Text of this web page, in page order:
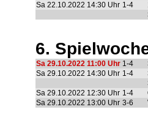
Sa 22.10.2022 14:30 Uhr 1-4
6.
Sa 29.10.2022 11:00 Uhr 1-4
Sa 29.10.2022 14:30 Uhr 1-4
Sa 29.10.2022 12:30 Uhr 1-4
Sa 29.10.2022 13:00 Uhr 3-6